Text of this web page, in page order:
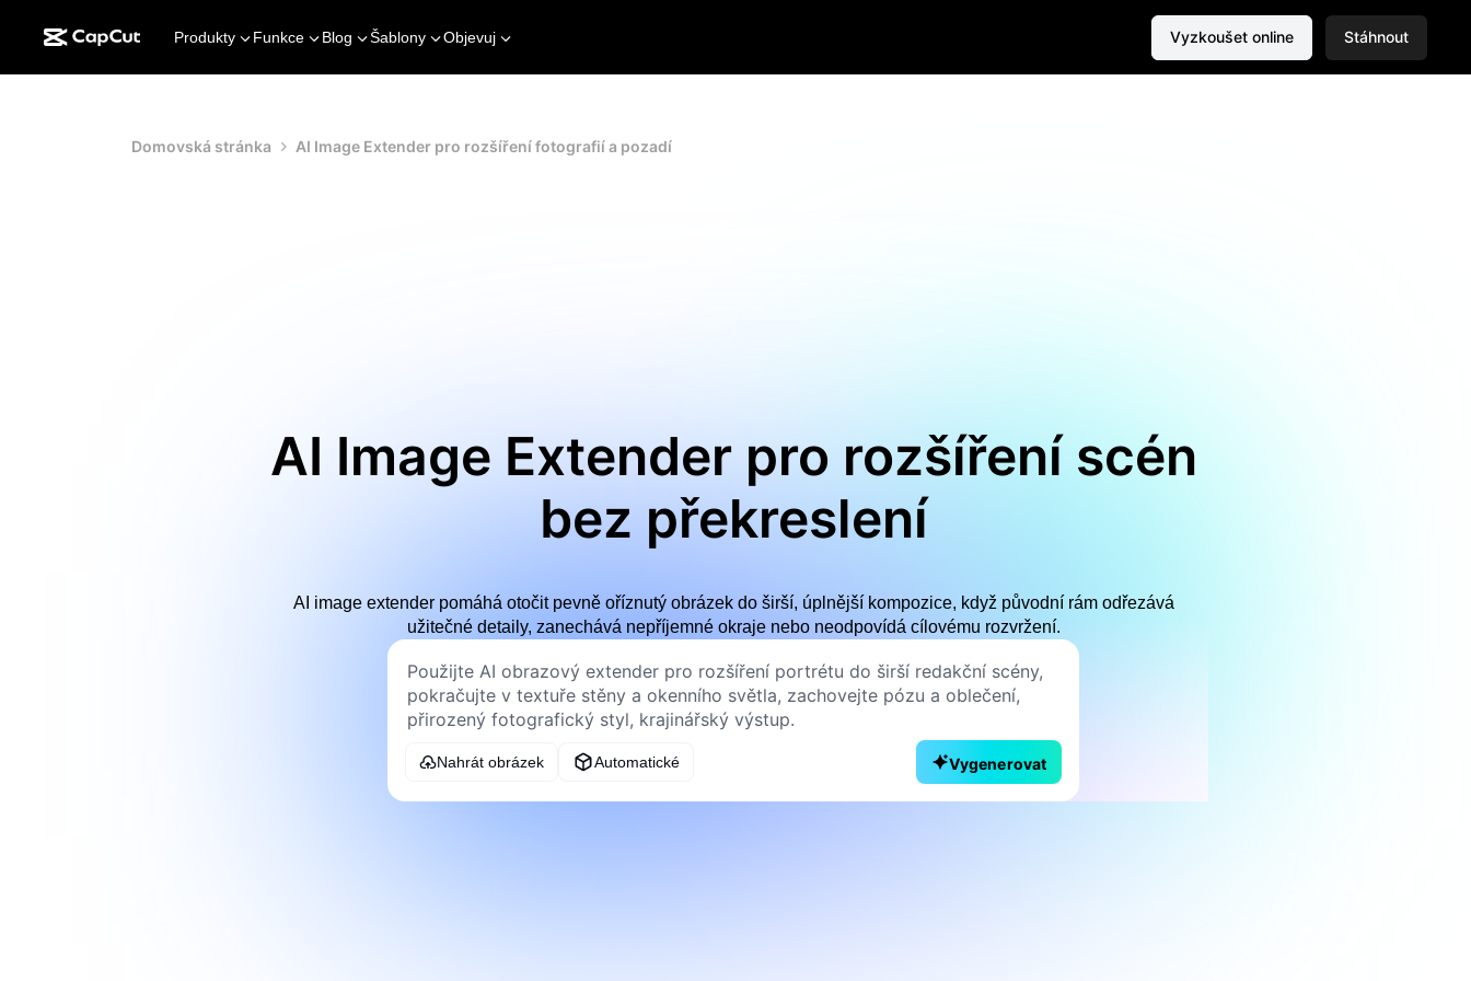
Produkty Funkce Blog Šablony Objevuj Vyzkoušet online Stáhnout
Domovská stránka AI Image Extender pro rozšíření fotografií a pozadí
AI Image Extender pro rozšíření scén
bez překreslení
AI image extender pomáhá otočit pevně oříznutý obrázek do širší, úplnější kompozice, když původní rám odřezává
užitečné detaily, zanechává nepříjemné okraje nebo neodpovídá cílovému rozvržení.
Nahrát obrázek Automatické Vygenerovat